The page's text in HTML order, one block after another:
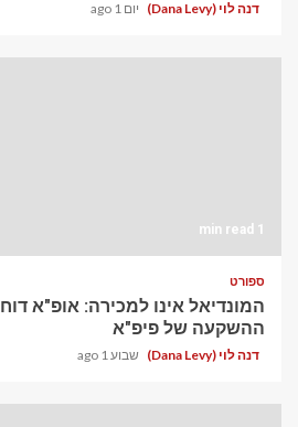
דנה לוי (Dana Levy) יום 1 ago
1 min read
ספורט
המונדיאל אינו למכירה: אופ"א
ההשקעה של פיפ"א
דנה לוי (Dana Levy) שבוע 1 ago